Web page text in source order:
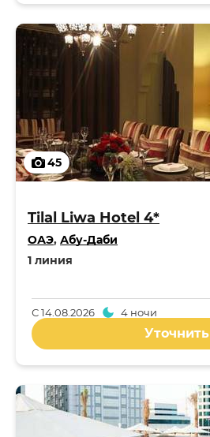
45
Tilal Liwa Hotel 4*
ОАЭ, Абу-Даби
1 линия
С14.08.2026 4 ночи
Уточнить